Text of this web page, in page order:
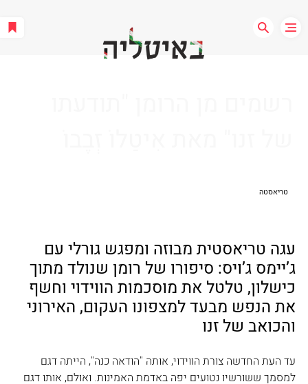
טריאסטה
עגה טריאסטית מבוזה ומפגש גורלי עם
ג’יימס ג’ויס: סיפורו של רומן שנולד מתוך
כישלון, טלטל את מוסכמות הווידוי וחשף
את הנפש מבעד למצפונו העקום, האירוני
והכואב של זנו
עד העת החדשה צורת הווידוי, אותה "הודאה כנה", הייתה דגם
למסמך ששורשיו נטועים יפה באדמת האמינות. ואולם, אותו דגם